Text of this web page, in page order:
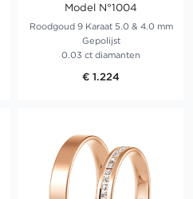
Model N°1004
Roodgoud 9 Karaat 5.0 & 4.0 mm
Gepolijst
0.03 ct diamanten
€ 1.224